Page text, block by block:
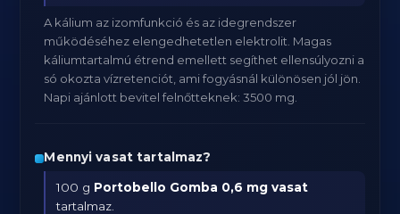
A kálium az izomfunkció és az idegrendszer
működéséhez elengedhetetlen elektrolit. Magas
káliumtartalmú étrend emellett segíthet ellensúlyozni a
só okozta vízretenciót, ami fogyásnál különösen jól jön.
Napi ajánlott bevitel felnőtteknek: 3500 mg.
Mennyi vasat tartalmaz?
100 g Portobello Gomba 0,6 mg vasat
tartalmaz.